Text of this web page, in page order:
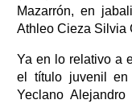
Mazarrón, en
Athleo Cieza Silvia
Ya en lo relativo a
el título juvenil en
Yeclano